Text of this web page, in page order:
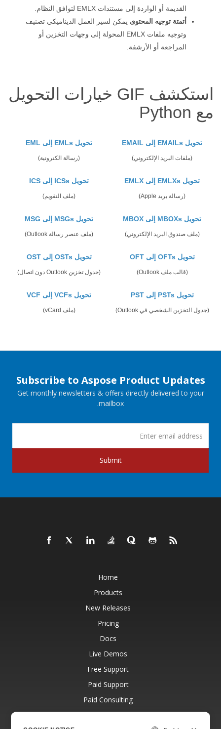
القديمة أو الواردة إلى مستندات EMLX لتوافق النظام.
أتمتة توجيه المحتوى يمكن لسير العمل الديناميكي تصنيف
وتوجيه ملفات EMLX المحولة إلى وجهات التخزين أو
المراجعة أو الأرشفة.
استكشف GIF خيارات التحويل
مع Python
تحويل EMAILs إلى EMAIL
(ملفات البريد الإلكتروني)
تحويل EMLs إلى EML
(رسالة الكترونية)
تحويل EMLXs إلى EMLX
(رسالة بريد Apple)
تحويل ICSs إلى ICS
(ملف التقويم)
تحويل MBOXs إلى MBOX
(ملف صندوق البريد الإلكتروني)
تحويل MSGs إلى MSG
(ملف عنصر رسالة Outlook)
تحويل OFTs إلى OFT
(قالب ملف Outlook)
تحويل OSTs إلى OST
(جدول تخزين Outlook دون اتصال)
تحويل PSTs إلى PST
(جدول التخزين الشخصي في Outlook)
تحويل VCFs إلى VCF
(ملف vCard)
Subscribe to Aspose Product Updates
Get monthly newsletters & offers directly delivered to your
mailbox.
Submit
Home
Products
New Releases
Pricing
Docs
Live Demos
Free Support
Paid Support
Paid Consulting
Blog